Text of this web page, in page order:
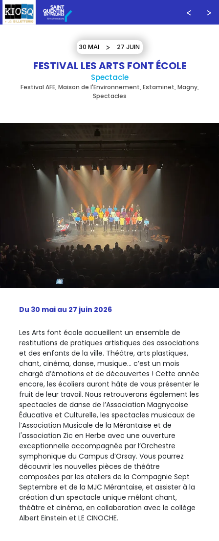
30 MAI 27 JUIN
FESTIVAL LES ARTS FONT ÉCOLE
Spectacle
Festival AFE, Maison de l'Environnement, Estaminet, Magny,
Spectacles
Du 30 mai au 27 juin 2026
Les Arts font école accueillent un ensemble de
restitutions de pratiques artistiques des associations
et des enfants de la ville. Théâtre, arts plastiques,
chant, cinéma, danse, musique… c’est un mois
chargé d’émotions et de découvertes ! Cette année
encore, les écoliers auront hâte de vous présenter le
fruit de leur travail. Nous retrouverons également les
spectacles de danse de l’Association Magnycoise
Éducative et Culturelle, les spectacles musicaux de
l’Association Musicale de la Mérantaise et de
l'association Zic en Herbe avec une ouverture
exceptionnelle accompagnée par l’Orchestre
symphonique du Campus d’Orsay. Vous pourrez
découvrir les nouvelles pièces de théâtre
composées par les ateliers de la Compagnie Sept
Septembre et de la MJC Mérantaise, et assister à la
création d’un spectacle unique mêlant chant,
théâtre et cinéma, en collaboration avec le collège
Albert Einstein et LE CINOCHE.